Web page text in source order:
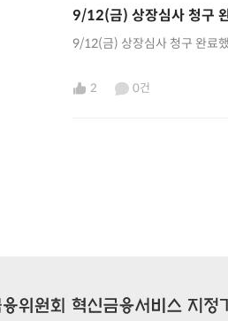
9/12(금) 상장심사 청구
9/12(금) 상장심사 청구 완료
2 0건